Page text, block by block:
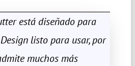
está diseñado para
listo para usar, por
muchos más